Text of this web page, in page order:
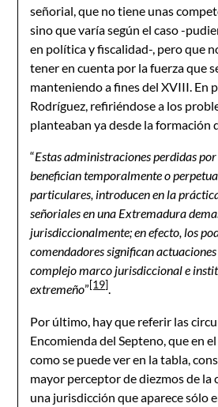
señorial, que no tiene unas
sino que varía según el caso -
en política y fiscalidad-, pero que
tener en cuenta por la fuerza que
manteniendo a fines del XVIII. En
Rodríguez, refiriéndose a los
planteaban ya desde la formación
“Estas administraciones perdidas
benefician temporalmente o
particulares, introducen en la
señoriales en una Extremadura
jurisdiccionalmente; en efecto, los
comendadores significan
complejo marco jurisdiccional e
extremeño”[19].
Por último, hay que referir las
Encomienda del Septeno, que en
como se puede ver en la tabla,
mayor perceptor de diezmos de la
una jurisdicción que aparece sólo